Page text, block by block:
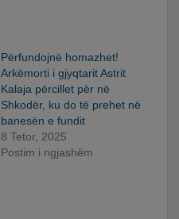
Përfundojnë homazhet!
Arkëmorti i gjyqtarit Astrit
Kalaja përcillet për në
Shkodër, ku do të prehet në
banesën e fundit
8 Tetor, 2025
Postim i ngjashëm